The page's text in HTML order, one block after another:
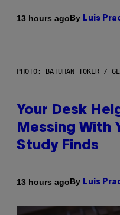
13 hours agoBy Luis
PHOTO: BATUHAN TOKER /
Your Desk
Messing With
Study Finds
13 hours agoBy Luis